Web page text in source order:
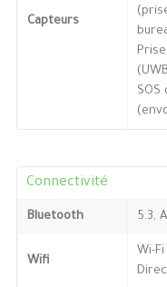
Capteurs
Connectivité
Bluetooth 5.3,
Wifi
Wi-